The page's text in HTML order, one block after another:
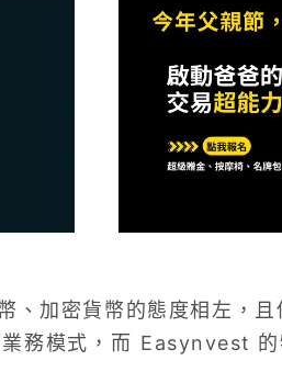
、加密貨幣的態度相左，且
務模式，而 Easynvest 的